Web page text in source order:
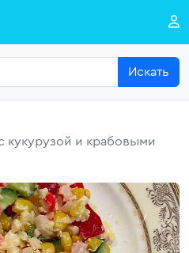
Искать
кукурузой и крабовыми